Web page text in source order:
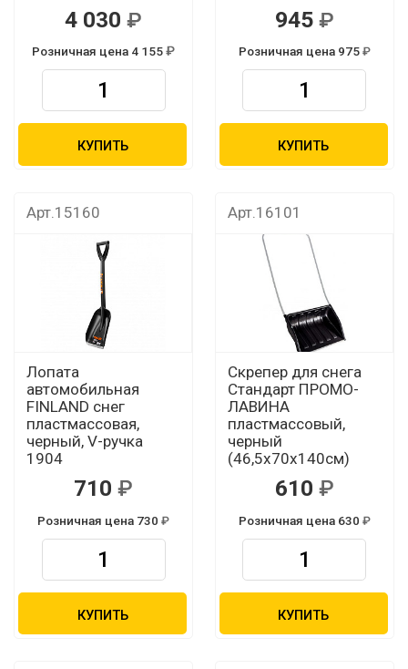
4 030
Розничная цена 4 155
КУПИТЬ
945
Розничная цена 975
КУПИТЬ
Арт.15160
Лопата
автомобильная
FINLAND снег
пластмассовая,
черный, V-ручка
1904
710
Розничная цена 730
КУПИТЬ
Арт.16101
Скрепер для снега
Стандарт ПРОМО-
ЛАВИНА
пластмассовый,
черный
(46,5х70х140см)
610
Розничная цена 630
КУПИТЬ